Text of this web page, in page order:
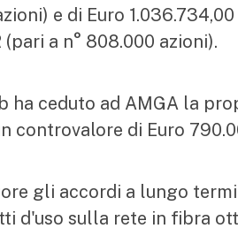
e di Euro
a n° 808.000 azioni).
ha ceduto ad AMGA la
controvalore di Euro
gli accordi a lungo
d'uso sulla rete in fibra